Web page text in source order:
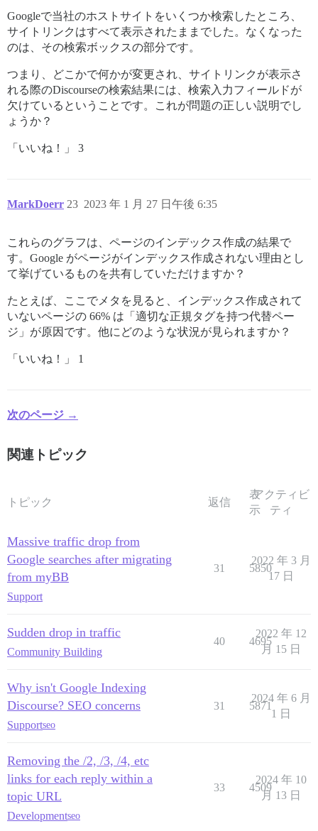
Googleで当社のホストサイトをいくつか検索したところ、
サイトリンクはすべて表示されたままでした。なくなった
のは、その検索ボックスの部分です。
つまり、どこかで何かが変更され、サイトリンクが表示さ
れる際のDiscourseの検索結果には、検索入力フィールドが
欠けているということです。これが問題の正しい説明でし
ょうか？
「いいね！」 3
MarkDoerr 2023 年 1 月 27 日午後 6:35
23
これらのグラフは、ページのインデックス作成の結果で
す。Google がページがインデックス作成されない理由とし
て挙げているものを共有していただけますか？
たとえば、ここでメタを見ると、インデックス作成されて
いないページの 66% は「適切な正規タグを持つ代替ペー
ジ」が原因です。他にどのような状況が見られますか？
「いいね！」 1
次のページ →
関連トピック
トピック 返信
表
示
アクティビ
ティ
Massive traffic drop from
Google searches after migrating
from myBB
Support
31 5850
2022 年 3 月
17 日
Sudden drop in traffic
Community Building
40 4695
2022 年 12
月 15 日
Why isn't Google Indexing
Discourse? SEO concerns
Supportseo
31 5871
2024 年 6 月
1 日
Removing the /2, /3, /4, etc
links for each reply within a
topic URL
Developmentseo
33 4509
2024 年 10
月 13 日